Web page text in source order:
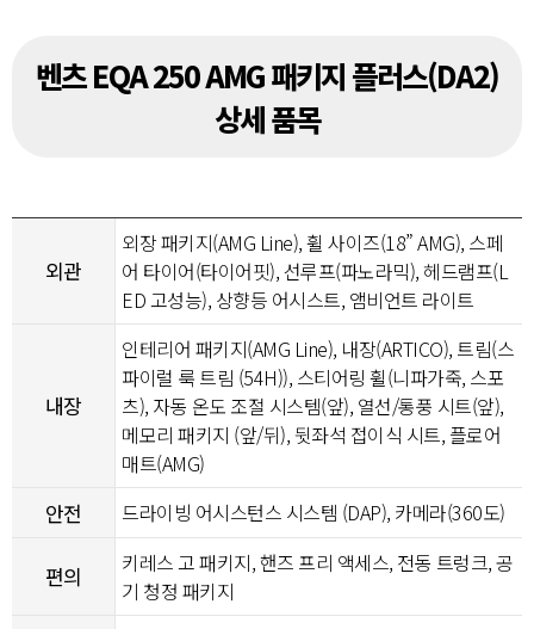
벤츠 EQA 250 AMG 패키지 플러스(DA2)
상세 품목
외관
외장 패키지(AMG Line), 휠 사이즈(18” AMG), 스페
어 타이어(타이어핏), 선루프(파노라믹), 헤드램프(L
ED 고성능), 상향등 어시스트, 앰비언트 라이트
내장
인테리어 패키지(AMG Line), 내장(ARTICO), 트림(스
파이럴 룩 트림 (54H)), 스티어링 휠(니파가죽, 스포
츠), 자동 온도 조절 시스템(앞), 열선/통풍 시트(앞),
메모리 패키지 (앞/뒤), 뒷좌석 접이식 시트, 플로어
매트(AMG)
안전 드라이빙 어시스턴스 시스템 (DAP), 카메라(360도)
편의
키레스 고 패키지, 핸즈 프리 액세스, 전동 트렁크, 공
기 청정 패키지